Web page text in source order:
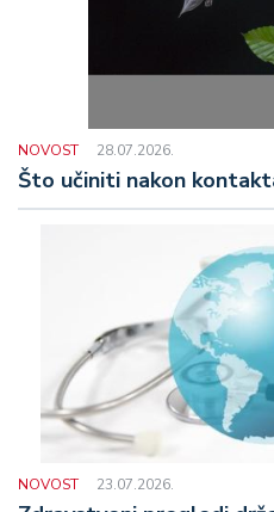
NOVOST 28.07.2026.
Što učiniti nakon
NOVOST 23.07.2026.